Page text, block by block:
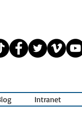
Intranet